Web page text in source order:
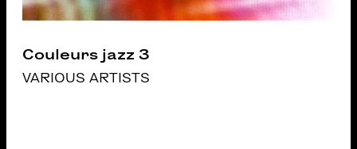
Couleurs jazz 3
VARIOUS ARTISTS